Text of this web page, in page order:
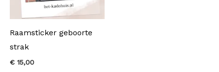
Raamsticker geboorte
strak
€ 15,00